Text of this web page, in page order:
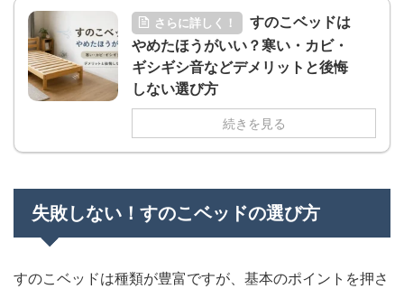
さらに詳しく！
すのこベッドは
やめたほうがいい？寒い・カビ・
ギシギシ音などデメリットと後悔
しない選び方
続きを見る
失敗しない！すのこベッドの選び方
すのこベッドは種類が豊富ですが、基本のポイントを押さ